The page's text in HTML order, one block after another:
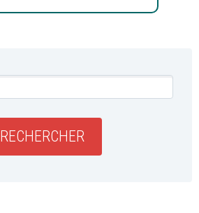
RECHERCHER